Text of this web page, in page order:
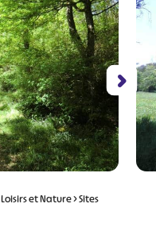
Loisirs et Nature>Sites